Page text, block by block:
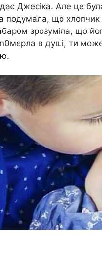
Джесіка. Але це
подумала, що хлопчик
зрозуміла, що
в душі, ти